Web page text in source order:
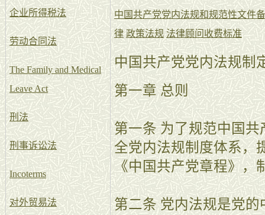
企业所得税法
劳动合同法
The Family and Medical
Leave Act
刑法
刑事诉讼法
Incoterms
对外贸易法
中国共产党党内法规和规范性文件
律 政策法规 法律顾问收费标准
中国共产党党内法规制
第一章 总则
第一条 为了规范中国
全党内法规制度体系，
《中国共产党章程》，
第二条 党内法规是党